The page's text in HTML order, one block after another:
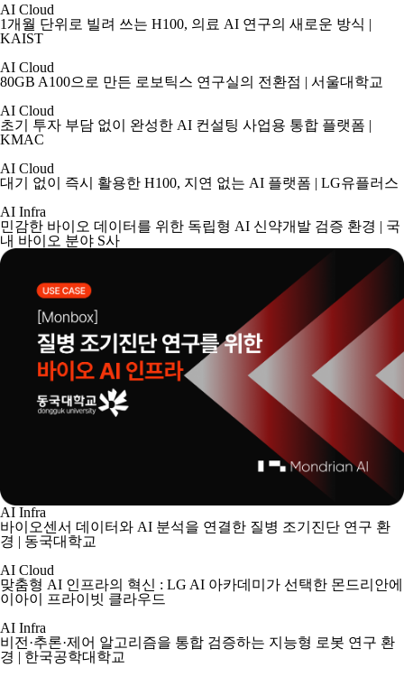
AI Cloud
1개월 단위로 빌려 쓰는 H100, 의료 AI 연구의 새로운 방식 |
KAIST
AI Cloud
80GB A100으로 만든 로보틱스 연구실의 전환점 | 서울대학교
AI Cloud
초기 투자 부담 없이 완성한 AI 컨설팅 사업용 통합 플랫폼 |
KMAC
AI Cloud
대기 없이 즉시 활용한 H100, 지연 없는 AI 플랫폼 | LG유플러스
AI Infra
민감한 바이오 데이터를 위한 독립형 AI 신약개발 검증 환경 | 국
내 바이오 분야 S사
AI Infra
바이오센서 데이터와 AI 분석을 연결한 질병 조기진단 연구 환
경 | 동국대학교
AI Cloud
맞춤형 AI 인프라의 혁신 : LG AI 아카데미가 선택한 몬드리안에
이아이 프라이빗 클라우드
AI Infra
비전·추론·제어 알고리즘을 통합 검증하는 지능형 로봇 연구 환
경 | 한국공학대학교